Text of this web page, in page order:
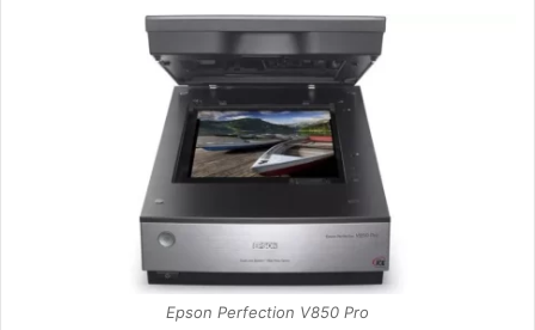
Epson Perfection V850 Pro